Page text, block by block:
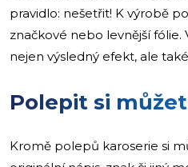
pravidlo: nešetřit! K výrobě
značkové nebo levnější
nejen výsledný efekt, ale
Polepit si
Kromě polepů karoserie si